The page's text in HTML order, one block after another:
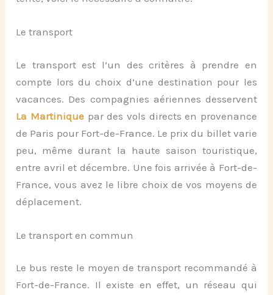
Le transport
Le transport est l’un des critères à prendre en
compte lors du choix d’une destination pour les
vacances. Des compagnies aériennes desservent
La Martiniquepar des vols directs en provenance
de Paris pour Fort-de-France. Le prix du billet varie
peu, même durant la haute saison touristique,
entre avril et décembre. Une fois arrivée à Fort-de-
France, vous avez le libre choix de vos moyens de
déplacement.
Le transport en commun
Le bus reste le moyen de transport recommandé à
Fort-de-France. Il existe en effet, un réseau qui